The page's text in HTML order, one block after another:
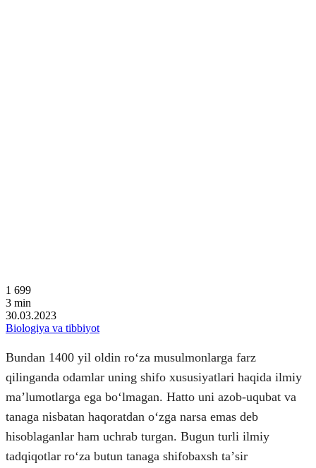
1 699
3 min
30.03.2023
Biologiya va tibbiyot
Bundan 1400 yil oldin roʻza musulmonlarga farz
qilinganda odamlar uning shifo xususiyatlari haqida ilmiy
maʼlumotlarga ega boʻlmagan. Hatto uni azob-uqubat va
tanaga nisbatan haqoratdan oʻzga narsa emas deb
hisoblaganlar ham uchrab turgan. Bugun turli ilmiy
tadqiqotlar roʻza butun tanaga shifobaxsh taʼsir